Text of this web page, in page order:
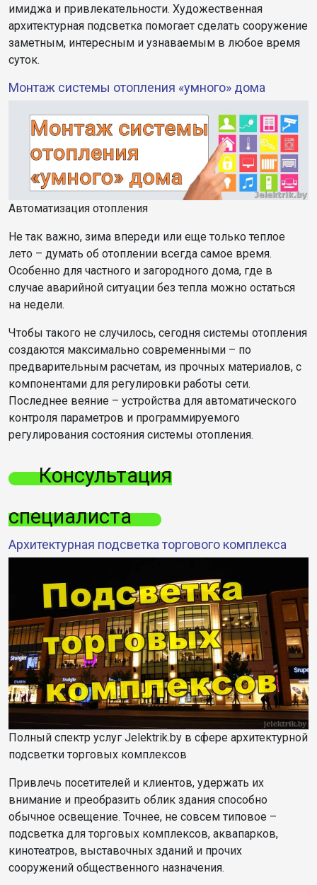
имиджа и привлекательности. Художественная
архитектурная подсветка помогает сделать сооружение
заметным, интересным и узнаваемым в любое время
суток.
Монтаж системы отопления «умного» дома
Автоматизация отопления
Не так важно, зима впереди или еще только теплое
лето – думать об отоплении всегда самое время.
Особенно для частного и загородного дома, где в
случае аварийной ситуации без тепла можно остаться
на недели.
Чтобы такого не случилось, сегодня системы отопления
создаются максимально современными – по
предварительным расчетам, из прочных материалов, с
компонентами для регулировки работы сети.
Последнее веяние – устройства для автоматического
контроля параметров и программируемого
регулирования состояния системы отопления.
Консультация
специалиста
Архитектурная подсветка торгового комплекса
Полный спектр услуг Jelektrik.by в сфере архитектурной
подсветки торговых комплексов
Привлечь посетителей и клиентов, удержать их
внимание и преобразить облик здания способно
обычное освещение. Точнее, не совсем типовое –
подсветка для торговых комплексов, аквапарков,
кинотеатров, выставочных зданий и прочих
сооружений общественного назначения.